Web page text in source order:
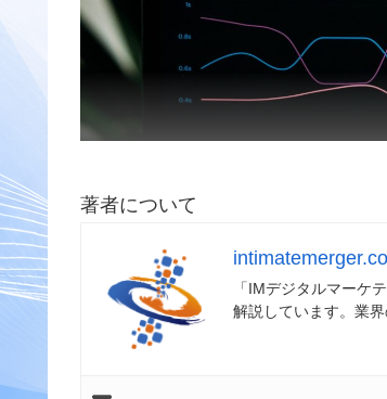
著者について
「IMデジタルマーケ
解説しています。業